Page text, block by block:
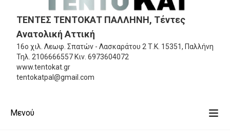
ΤΕΝΤΕΣ ΤΕΝΤΟΚΑΤ ΠΑΛΛΗΝΗ, Τέντες
Ανατολική Αττική
16ο χιλ. Λεωφ. Σπατών - Λασκαράτου 2 Τ.Κ. 15351, Παλλήνη
Τηλ. 2106666557 Κιν. 6973604072
www.tentokat.gr
tentokatpal@gmail.com
Μενού